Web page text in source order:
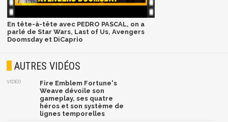
En tête-à-tête avec PEDRO PASCAL, on a
parlé de Star Wars, Last of Us, Avengers
Doomsday et DiCaprio
AUTRES VIDÉOS
VIDÉO
Fire Emblem Fortune's
Weave dévoile son
gameplay, ses quatre
héros et son système de
lignes temporelles